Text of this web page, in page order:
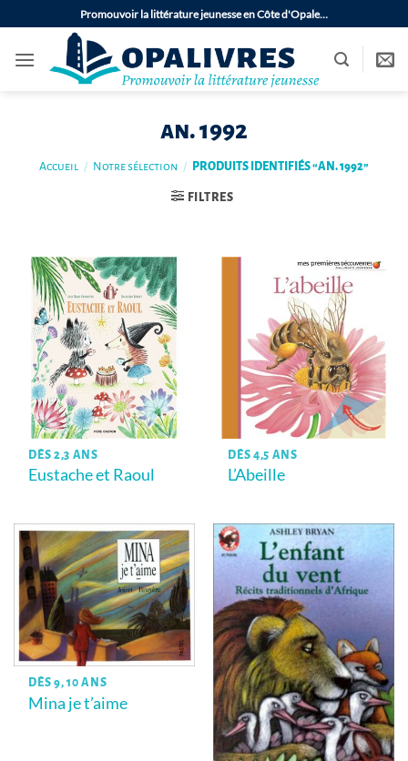
au
contenu
Promouvoir la littérature jeunesse en Côte d'Opale…
an. 1992
Accueil / Notre sélection / PRODUITS IDENTIFIÉS “AN. 1992”
FILTRES
DÈS 2,3 ANS
Eustache et Raoul
DÈS 4,5 ANS
L’Abeille
DÈS 9, 10 ANS
Mina je t’aime